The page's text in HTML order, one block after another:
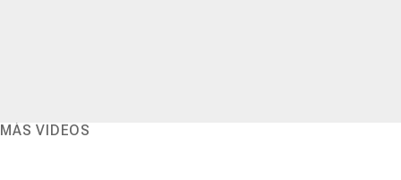
MÁS VIDEOS